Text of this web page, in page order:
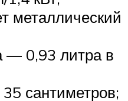
металлический
— 0,93 литра в
сантиметров;